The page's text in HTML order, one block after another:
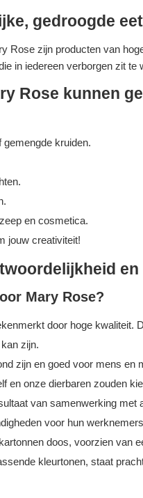
gedroogde
Rose zijn producten van
in iedereen verborgen zit te
Rose kunnen
gemengde kruiden.
en cosmetica.
jouw creativiteit!
Mary Rose?
door hoge kwaliteit.
zijn.
zijn en goed voor mens
en onze dierbaren zouden
van samenwerking
voor hun
doos, voorzien van
kleurtonen, staat